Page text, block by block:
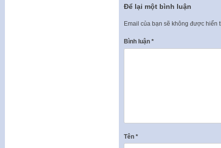
Để lại một bình luận
Email của bạn sẽ không được hiển
Bình luận *
Tên *